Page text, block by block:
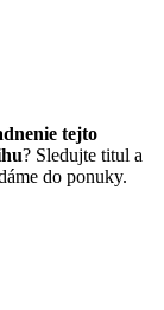
tejto
? Sledujte titul a
do ponuky.